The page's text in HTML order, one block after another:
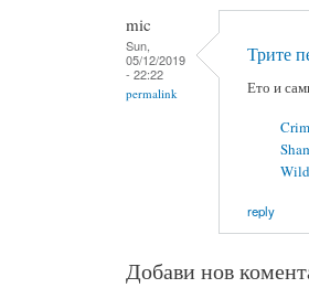
mic
Sun,
05/12/2019
- 22:22
permalink
Трите
Ето и
reply
Добави нов